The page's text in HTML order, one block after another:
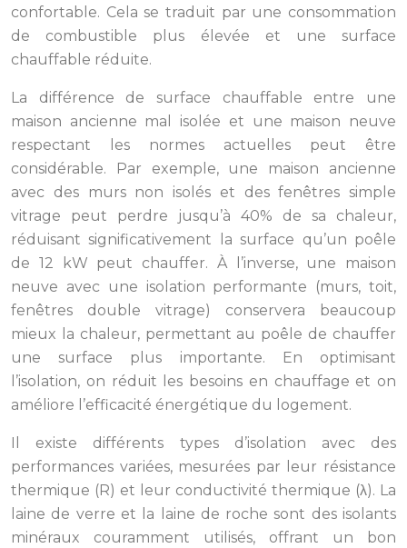
confortable. Cela se traduit par une consommation
de combustible plus élevée et une surface
chauffable réduite.
La différence de surface chauffable entre une
maison ancienne mal isolée et une maison neuve
respectant les normes actuelles peut être
considérable. Par exemple, une maison ancienne
avec des murs non isolés et des fenêtres simple
vitrage peut perdre jusqu’à 40% de sa chaleur,
réduisant significativement la surface qu’un poêle
de 12 kW peut chauffer. À l’inverse, une maison
neuve avec une isolation performante (murs, toit,
fenêtres double vitrage) conservera beaucoup
mieux la chaleur, permettant au poêle de chauffer
une surface plus importante. En optimisant
l’isolation, on réduit les besoins en chauffage et on
améliore l’efficacité énergétique du logement.
Il existe différents types d’isolation avec des
performances variées, mesurées par leur résistance
thermique (R) et leur conductivité thermique (λ). La
laine de verre et la laine de roche sont des isolants
minéraux couramment utilisés, offrant un bon